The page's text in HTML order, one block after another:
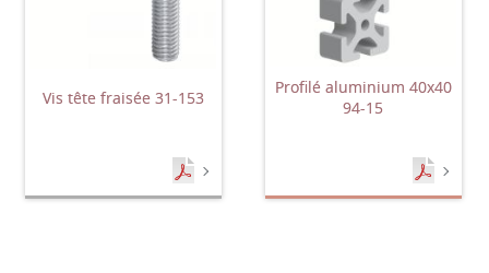
Vis tête fraisée 31-153
Profilé aluminium 40x40
94-15